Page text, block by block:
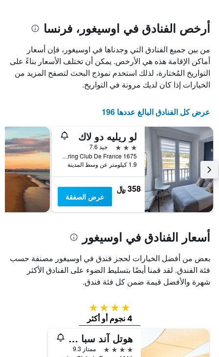
المخطط
1
Y
الذي
يعرض
متوسط
سعر
عطلة
نهاية
هذا
الأسبوع
خلال
آخر
أيام
محور
الذي
يعرض
عدد
الأيام
قبل
المخطط
التالي
محور
الذي
يعرض
متوسط
سعر
غرفة
أرخص الفنادق في اوسيغور، فرنسا
من بين جميع الفنادق التي وجدناها في اوسيغور، فإن أسعار
أماكن الإقامة هذه هي الأرخص. يمكن أن تختلف الأسعار بناءً على
التواريخ المُختارة، لذلك استخدم نموذج البحث لتصفح المزيد من
الخيارات إذا كان لديك مرونة في التواريخ.
عرض كل الفنادق البالغ عددها 196
لو ريليه دو لاك
3 نجوم
جيد 7.6
1675 Avenue Du Touring Club De France, اوسيغور, إقليم لاند, فرنسا
1.9 كيلومتر عن وسط المدينة
358 ﷼
عرض الصفقة
أسعار الفنادق في اوسيغور
بعض من أفضل الخيارات لحجز فندق في اوسيغور مصنفة حسب
فئة الفندق. لقد قمنا أيضًا بتسليط الضوء على الفنادق الأكثر
شهرة والأفضل قيمة ضمن كل فئة فندق.
4 نجوم
4 نجوم أو أكثر
هوتل آند سبا فيلا سيرين
4 نجوم
ممتاز 9.3